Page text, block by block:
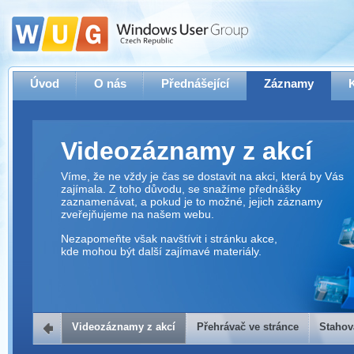
Úvod O nás Přednášející Záznamy
Videozáznamy z akcí
Víme, že ne vždy je čas se dostavit na akci, která by Vás
zajímala. Z toho důvodu, se snažíme přednášky
zaznamenávat, a pokud je to možné, jejich záznamy
zveřejňujeme na našem webu.
Nezapomeňte však navštívit i stránku akce,
kde mohou být další zajímavé materiály.
Přehrávač ve stránce
Videozáznamy z akcí Přehrávač ve stránce